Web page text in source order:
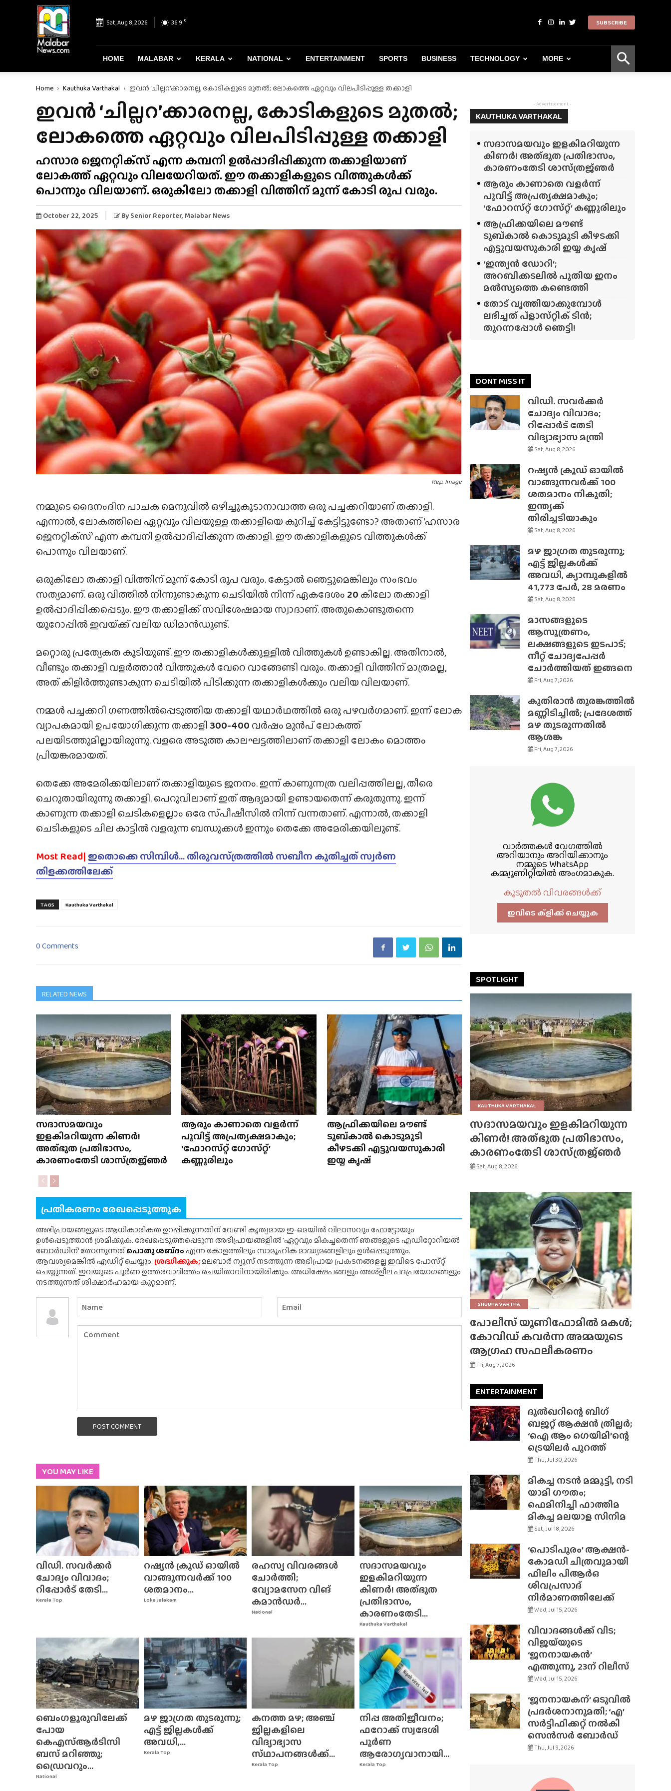
Malabar
News
–
Most
Reliable
Dependable
Portal
Sat, Aug 8, 2026 36.9 C SUBSCRIBE
HOME MALABAR KERALA NATIONAL ENTERTAINMENT SPORTS BUSINESS TECHNOLOGY MORE
Home Kauthuka Varthakal ഇവൻ ‘ചില്ലറ’ക്കാരനല്ല, കോടികളുടെ മുതൽ; ലോകത്തെ ഏറ്റവും വിലപിടിപ്പുള്ള തക്കാളി
ഇവൻ ‘ചില്ലറ’ക്കാരനല്ല, കോടികളുടെ മുതൽ;
ലോകത്തെ ഏറ്റവും വിലപിടിപ്പുള്ള തക്കാളി
ഹസാര ജെനറ്റിക്‌സ് എന്ന കമ്പനി ഉൽപ്പാദിപ്പിക്കുന്ന തക്കാളിയാണ്
ലോകത്ത് ഏറ്റവും വിലയേറിയത്. ഈ തക്കാളികളുടെ വിത്തുകൾക്ക്
പൊന്നും വിലയാണ്. ഒരുകിലോ തക്കാളി വിത്തിന് മൂന്ന് കോടി രൂപ വരും.
October 22, 2025 By Senior Reporter, Malabar News
Rep. Image
നമ്മുടെ ദൈനംദിന പാചക മെനുവിൽ ഒഴിച്ചുകൂടാനാവാത്ത ഒരു പച്ചക്കറിയാണ് തക്കാളി.
എന്നാൽ, ലോകത്തിലെ ഏറ്റവും വിലയുള്ള തക്കാളിയെ കുറിച്ച് കേട്ടിട്ടുണ്ടോ? അതാണ് ‘ഹസാര
ജെനറ്റിക്‌സ്’ എന്ന കമ്പനി ഉൽപ്പാദിപ്പിക്കുന്ന തക്കാളി. ഈ തക്കാളികളുടെ വിത്തുകൾക്ക്
പൊന്നും വിലയാണ്.
ഒരുകിലോ തക്കാളി വിത്തിന് മൂന്ന് കോടി രൂപ വരും. കേട്ടാൽ ഞെട്ടുമെങ്കിലും സംഭവം
സത്യമാണ്. ഒരു വിത്തിൽ നിന്നുണ്ടാകുന്ന ചെടിയിൽ നിന്ന് ഏകദേശം 20 കിലോ തക്കാളി
ഉൽപ്പാദിപ്പിക്കപ്പെടും. ഈ തക്കാളിക്ക് സവിശേഷമായ സ്വാദാണ്. അതുകൊണ്ടുതന്നെ
യൂറോപ്പിൽ ഇവയ്‌ക്ക് വലിയ ഡിമാൻഡുണ്ട്.
മറ്റൊരു പ്രത്യേകത കൂടിയുണ്ട്. ഈ തക്കാളികൾക്കുള്ളിൽ വിത്തുകൾ ഉണ്ടാകില്ല. അതിനാൽ,
വീണ്ടും തക്കാളി വളർത്താൻ വിത്തുകൾ വേറെ വാങ്ങേണ്ടി വരും. തക്കാളി വിത്തിന് മാത്രമല്ല,
അത് കിളിർത്തുണ്ടാകുന്ന ചെടിയിൽ പിടിക്കുന്ന തക്കാളികൾക്കും വലിയ വിലയാണ്.
നമ്മൾ പച്ചക്കറി ഗണത്തിൽപ്പെടുത്തിയ തക്കാളി യഥാർഥത്തിൽ ഒരു പഴവർഗമാണ്. ഇന്ന് ലോക
വ്യാപകമായി ഉപയോഗിക്കുന്ന തക്കാളി 300-400 വർഷം മുൻപ് ലോകത്ത്
പലയിടത്തുമില്ലായിരുന്നു. വളരെ അടുത്ത കാലഘട്ടത്തിലാണ് തക്കാളി ലോകം മൊത്തം
പ്രിയങ്കരമായത്.
തെക്കേ അമേരിക്കയിലാണ് തക്കാളിയുടെ ജനനം. ഇന്ന് കാണുന്നത്ര വലിപ്പത്തിലല്ല, തീരെ
ചെറുതായിരുന്നു തക്കാളി. പെറുവിലാണ് ഇത് ആദ്യമായി ഉണ്ടായതെന്ന് കരുതുന്നു. ഇന്ന്
കാണുന്ന തക്കാളി ചെടികളെല്ലാം ഒരേ സ്‌പീഷീസിൽ നിന്ന് വന്നതാണ്. എന്നാൽ, തക്കാളി
ചെടികളുടെ ചില കാട്ടിൽ വളരുന്ന ബന്ധുക്കൾ ഇന്നും തെക്കേ അമേരിക്കയിലുണ്ട്.
Most Read| ഇതൊക്കെ സിമ്പിൾ… തിരുവസ്‌ത്രത്തിൽ സബീന കുതിച്ചത് സ്വർണ
തിളക്കത്തിലേക്ക്
TAGS Kauthuka Varthakal
0 Comments
RELATED NEWS
സദാസമയവും
ഇളകിമറിയുന്ന കിണർ!
അത്‌ഭുത പ്രതിഭാസം,
കാരണംതേടി ശാസ്‌ത്രജ്‌ഞർ
ആരും കാണാതെ വളർന്ന്
പൂവിട്ട് അപ്രത്യക്ഷമാകും;
‘ഫോറസ്‌റ്റ്‌ ഗോസ്‌റ്റ്’
കണ്ണൂരിലും
ആഫ്രിക്കയിലെ മൗണ്ട്
ടുബ്‌കാൽ കൊടുമുടി
കീഴടക്കി എട്ടുവയസുകാരി
ഇയ്യ കൃഷ്
പ്രതികരണം രേഖപ്പെടുത്തുക
അഭിപ്രായങ്ങളുടെ ആധികാരികത ഉറപ്പിക്കുന്നതിന് വേണ്ടി കൃത്യമായ ഇ-മെയിൽ വിലാസവും ഫോട്ടോയും
ഉൾപ്പെടുത്താൻ ശ്രമിക്കുക. രേഖപ്പെടുത്തപ്പെടുന്ന അഭിപ്രായങ്ങളിൽ 'ഏറ്റവും മികച്ചതെന്ന് ഞങ്ങളുടെ എഡിറ്റോറിയൽ
ബോർഡിന്' തോന്നുന്നത്പൊതു ശബ്‌ദംഎന്ന കോളത്തിലും സാമൂഹിക മാദ്ധ്യമങ്ങളിലും ഉൾപ്പെടുത്തും.
ആവശ്യമെങ്കിൽ എഡിറ്റ് ചെയ്യും.ശ്രദ്ധിക്കുക;മലബാർ ന്യൂസ് നടത്തുന്ന അഭിപ്രായ പ്രകടനങ്ങളല്ല ഇവിടെ പോസ്‌റ്റ്
ചെയ്യുന്നത്. ഇവയുടെ പൂർണ ഉത്തരവാദിത്തം രചയിതാവിനായിരിക്കും. അധിക്ഷേപങ്ങളും അശ്‌ളീല പദപ്രയോഗങ്ങളും
നടത്തുന്നത് ശിക്ഷാർഹമായ കുറ്റമാണ്.
POST COMMENT
YOU MAY LIKE
Kerala Top
വിഡി. സവർക്കർ
ചോദ്യം വിവാദം;
റിപ്പോർട് തേടി...
Loka Jalakam
റഷ്യൻ ക്രൂഡ് ഓയിൽ
വാങ്ങുന്നവർക്ക് 100
ശതമാനം...
National
രഹസ്യ വിവരങ്ങൾ
ചോർത്തി;
വ്യോമസേന വിങ്‌
കമാൻഡർ...
Kauthuka Varthakal
സദാസമയവും
ഇളകിമറിയുന്ന
കിണർ! അത്‌ഭുത
പ്രതിഭാസം,
കാരണംതേടി...
National
ബെംഗളൂരുവിലേക്ക്
പോയ
കെഎസ്ആർടിസി
ബസ് മറിഞ്ഞു;
ഡ്രൈവറും...
Kerala Top
മഴ ജാഗ്രത തുടരുന്നു;
എട്ട് ജില്ലകൾക്ക്
അവധി,...
Kerala Top
കനത്ത മഴ; അഞ്ച്
ജില്ലകളിലെ
വിദ്യാഭ്യാസ
സ്‌ഥാപനങ്ങൾക്ക്‌...
Kerala Top
നിപ്പ അതിജീവനം;
ഫറോക്ക് സ്വദേശി
പൂർണ
ആരോഗ്യവാനായി...
- Advertisement -
KAUTHUKA VARTHAKAL
സദാസമയവും ഇളകിമറിയുന്ന
കിണർ! അത്‌ഭുത പ്രതിഭാസം,
കാരണംതേടി ശാസ്‌ത്രജ്‌ഞർ
ആരും കാണാതെ വളർന്ന്
പൂവിട്ട് അപ്രത്യക്ഷമാകും;
‘ഫോറസ്‌റ്റ്‌ ഗോസ്‌റ്റ്’ കണ്ണൂരിലും
ആഫ്രിക്കയിലെ മൗണ്ട്
ടുബ്‌കാൽ കൊടുമുടി കീഴടക്കി
എട്ടുവയസുകാരി ഇയ്യ കൃഷ്
‘ഇന്ത്യൻ ഡോറി’;
അറബിക്കടലിൽ പുതിയ ഇനം
മൽസ്യത്തെ കണ്ടെത്തി
തോട് വൃത്തിയാക്കുമ്പോൾ
ലഭിച്ചത് പ്‌ളാസ്‌റ്റിക് ടിൻ;
തുറന്നപ്പോൾ ഞെട്ടി!
DONT MISS IT
വിഡി. സവർക്കർ
ചോദ്യം വിവാദം;
റിപ്പോർട് തേടി
വിദ്യാഭ്യാസ മന്ത്രി
Sat, Aug 8, 2026
റഷ്യൻ ക്രൂഡ് ഓയിൽ
വാങ്ങുന്നവർക്ക് 100
ശതമാനം നികുതി;
ഇന്ത്യക്ക്
തിരിച്ചടിയാകും
Sat, Aug 8, 2026
മഴ ജാഗ്രത തുടരുന്നു;
എട്ട് ജില്ലകൾക്ക്
അവധി, ക്യാമ്പുകളിൽ
41,773 പേർ, 28 മരണം
Sat, Aug 8, 2026
മാസങ്ങളുടെ
ആസൂത്രണം,
ലക്ഷങ്ങളുടെ ഇടപാട്;
നീറ്റ് ചോദ്യപേപ്പർ
ചോർത്തിയത് ഇങ്ങനെ
Fri, Aug 7, 2026
കുതിരാൻ തുരങ്കത്തിൽ
മണ്ണിടിച്ചിൽ; പ്രദേശത്ത്
മഴ തുടരുന്നതിൽ
ആശങ്ക
Fri, Aug 7, 2026
വാർത്തകൾ വേഗത്തിൽ
അറിയാനും അറിയിക്കാനും
നമ്മുടെ WhatsApp
കമ്മ്യൂണിറ്റിയിൽ അംഗമാകുക.
കൂടുതൽ വിവരങ്ങൾക്ക്
ഇവിടെ ക്ളിക്ക്‌ ചെയ്യുക
SPOTLIGHT
KAUTHUKA VARTHAKAL
സദാസമയവും ഇളകിമറിയുന്ന
കിണർ! അത്‌ഭുത പ്രതിഭാസം,
കാരണംതേടി ശാസ്‌ത്രജ്‌ഞർ
Sat, Aug 8, 2026
SHUBHA VARTHA
പോലീസ് യൂണിഫോമിൽ മകൾ;
കോവിഡ് കവർന്ന അമ്മയുടെ
ആഗ്രഹ സഫലീകരണം
Fri, Aug 7, 2026
ENTERTAINMENT
ദുൽഖറിന്റെ ബിഗ്
ബജറ്റ് ആക്ഷൻ ത്രില്ലർ;
‘ഐ ആം ഗെയിമി’ന്റെ
ട്രെയിലർ പുറത്ത്
Thu, Jul 30, 2026
മികച്ച നടൻ മമ്മൂട്ടി, നടി
യാമി ഗൗതം;
ഫെമിനിച്ചി ഫാത്തിമ
മികച്ച മലയാള സിനിമ
Sat, Jul 18, 2026
‘പൊടിപൂരം’ ആക്ഷൻ-
കോമഡി ചിത്രവുമായി
ഫിലിം പിആർഒ
ശിവപ്രസാദ്
നിർമാണത്തിലേക്ക്
Wed, Jul 15, 2026
വിവാദങ്ങൾക്ക് വിട;
വിജയ്‌യുടെ
‘ജനനായകൻ’
എത്തുന്നു, 23ന് റിലീസ്
Wed, Jul 15, 2026
‘ജനനായകന്’ ഒടുവിൽ
പ്രദർശനാനുമതി; ‘എ’
സർട്ടിഫിക്കറ്റ് നൽകി
സെൻസർ ബോർഡ്
Thu, Jul 9, 2026